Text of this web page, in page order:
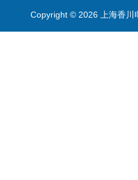
Copyright © 2026 上海香川